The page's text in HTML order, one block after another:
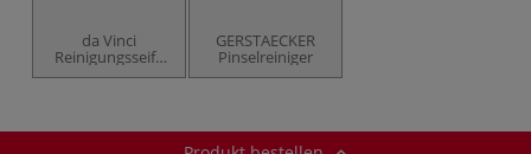
da Vinci
Reinigungsseife
Serie 4433 in
GERSTAECKER
Pinselreiniger